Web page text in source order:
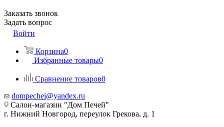
Заказать звонок
Задать вопрос
Войти
Корзина0
Избранные товары0
Сравнение товаров0
dompechei@yandex.ru
Салон-магазин "Дом Печей"
г. Нижний Новгород, переулок Грекова, д. 1